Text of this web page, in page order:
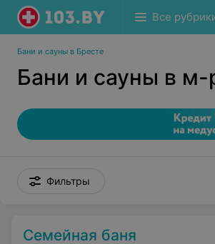
Все
Бани и сауны в Бресте
Бани и сауны в м-
Фильтры
Семейная баня